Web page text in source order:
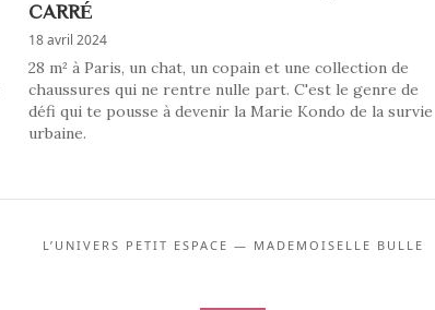
CARRÉ
18 avril 2024
28 m² à Paris, un chat, un copain et une collection de
chaussures qui ne rentre nulle part. C'est le genre de
défi qui te pousse à devenir la Marie Kondo de la survie
urbaine.
L’UNIVERS PETIT ESPACE — MADEMOISELLE BULLE